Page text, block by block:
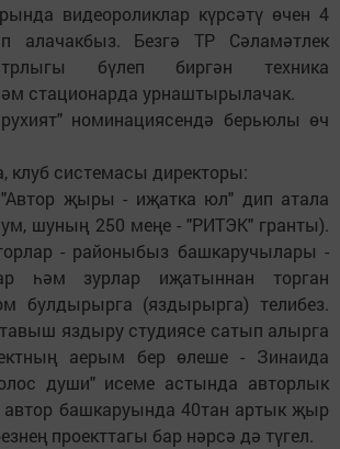
видеороликлар күрсәтү өчен 4
алачакбыз. Безгә ТР Сәламәтлек
бүлеп биргән техника
стационарда урнаштырылачак.
номинациясендә берьюлы өч
клуб системасы директоры:
"Автор җыры - иҗатка юл" дип атала
шуның 250 меңе - "РИТЭК" гранты).
- районыбыз башкаручылары -
һәм зурлар иҗатыннан торган
булдырырга (яздырырга) телибез.
яздыру студиясе сатып алырга
аерым бер өлеше - Зинаида
души" исеме астында авторлык
башкаруында 40тан артык җыр
проекттагы бар нәрсә дә түгел.